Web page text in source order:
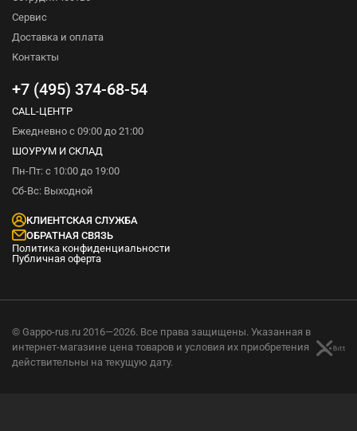
Сервис
Доставка и оплата
Контакты
+7 (495) 374-68-54
CALL-ЦЕНТР
Ежедневно с 09:00 до 21:00
ШОУРУМ И СКЛАД
Пн-Пт: с 10:00 до 19:00
Сб-Вс: Выходной
КЛИЕНТСКАЯ СЛУЖБА
ОБРАТНАЯ СВЯЗЬ
Политика конфиденциальности
Публичная оферта
© Gappo-rus.ru 2016—2026. Все права защищены. Указанная в
интернет-магазине цена товаров и условия их приобретения
действительны на текущую дату.